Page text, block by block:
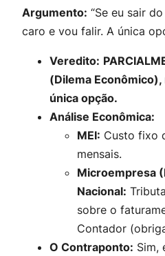
Argumento: “Se eu sair
caro e vou falir. A única
Veredito:
(Dilema Econômico),
única opção.
Análise Econômica:
MEI: Custo fixo
mensais.
Microempresa
Nacional:
sobre o
Contador
O Contraponto: Sim,